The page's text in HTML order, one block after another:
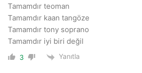
Tamamdır teoman
Tamamdır kaan tangöze
Tamamdır tony soprano
Tamamdır iyi biri değil
3 Yanıtla